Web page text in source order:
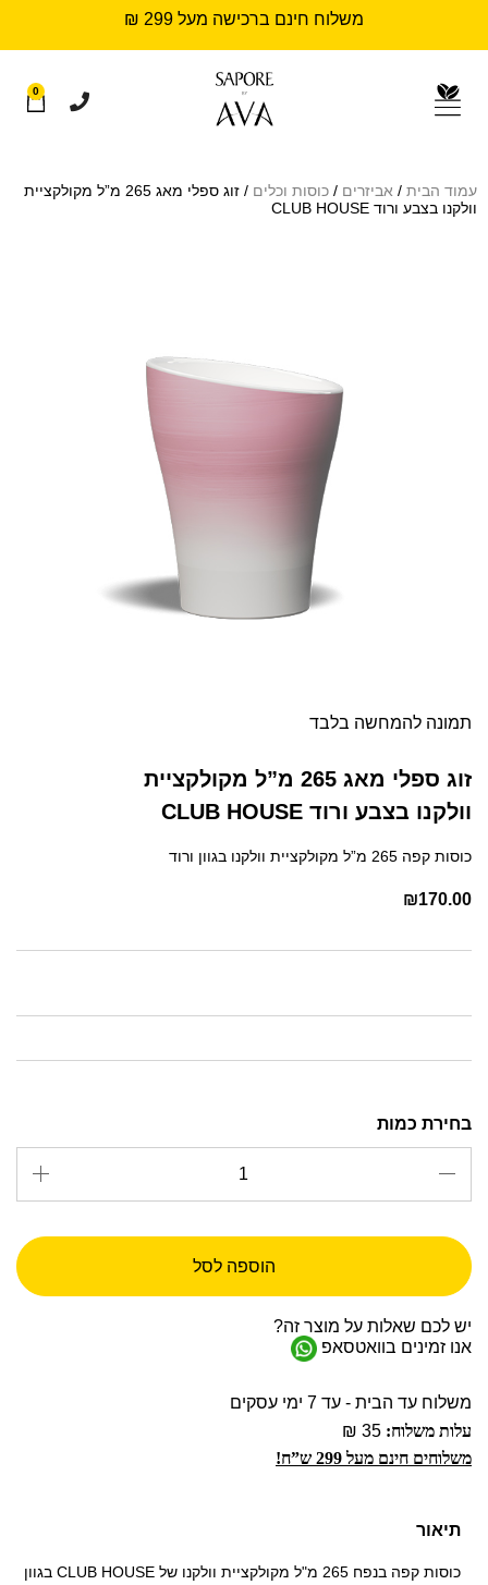
משלוח חינם ברכישה מעל 299 ₪
0
עמוד הבית / אביזרים / כוסות וכלים
/ זוג ספלי מאג 265 מ”ל מקולקציית
וולקנו בצבע ורוד CLUB HOUSE
תמונה להמחשה בלבד
זוג ספלי מאג 265 מ”ל מקולקציית
וולקנו בצבע ורוד CLUB HOUSE
כוסות קפה 265 מ”ל מקולקציית וולקנו בגוון ורוד
₪170.00
הוספה לסל
יש לכם שאלות על מוצר זה?
אנו זמינים בוואטסאפ
משלוח עד הבית - עד 7 ימי עסקים
עלות משלוח:
משלוחים חינם מעל 299 ש”ח!
תיאור
כוסות קפה בנפח 265 מ"ל מקולקציית וולקנו של CLUB HOUSE בגוון